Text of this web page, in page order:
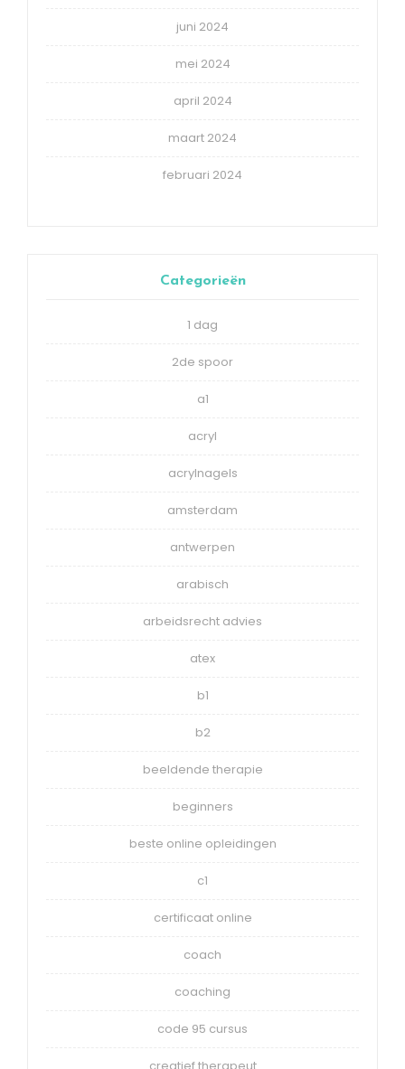
juni 2024
mei 2024
april 2024
maart 2024
februari 2024
Categorieën
1 dag
2de spoor
a1
acryl
acrylnagels
amsterdam
antwerpen
arabisch
arbeidsrecht advies
atex
b1
b2
beeldende therapie
beginners
beste online opleidingen
c1
certificaat online
coach
coaching
code 95 cursus